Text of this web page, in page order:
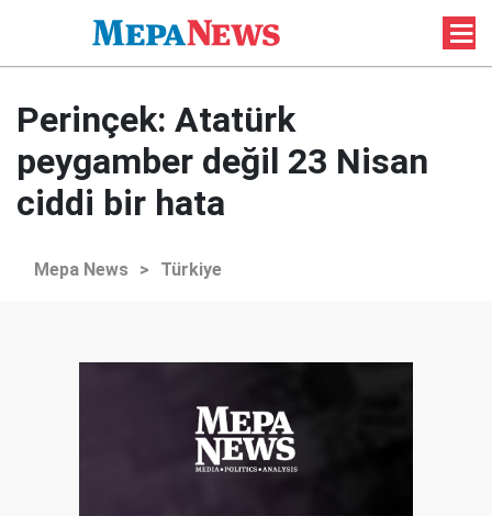
Perinçek: Atatürk
peygamber değil 23 Nisan
ciddi bir hata
Mepa News > Türkiye